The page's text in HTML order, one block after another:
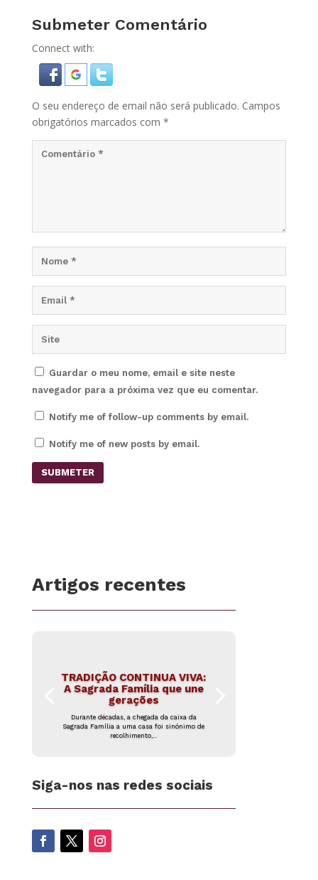
Submeter Comentário
Connect with:
O seu endereço de email não será publicado. Campos
obrigatórios marcados com *
Guardar o meu nome, email e site neste
navegador para a próxima vez que eu comentar.
Notify me of follow-up comments by email.
Notify me of new posts by email.
SUBMETER
Artigos recentes
TRADIÇÃO CONTINUA VIVA:
A Sagrada Família que une
gerações
Durante décadas, a chegada da caixa da
Sagrada Família a uma casa foi sinónimo de
recolhimento,...
Siga-nos nas redes sociais